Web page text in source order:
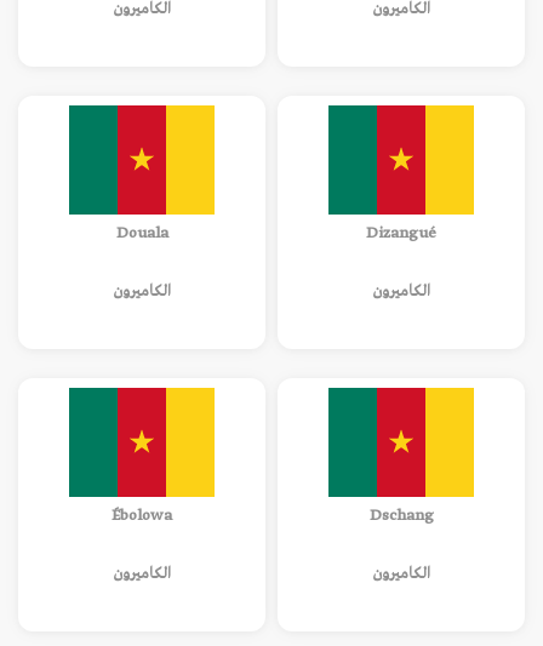
الكاميرون الكاميرون
Dizangué
الكاميرون
Douala
الكاميرون
Dschang
الكاميرون
Ébolowa
الكاميرون